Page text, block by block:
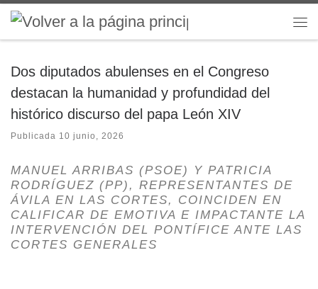
Saltar al contenido
Dos diputados abulenses en el Congreso
destacan la humanidad y profundidad del
histórico discurso del papa León XIV
Publicada 10 junio, 2026
MANUEL ARRIBAS (PSOE) Y PATRICIA
RODRÍGUEZ (PP), REPRESENTANTES DE
ÁVILA EN LAS CORTES, COINCIDEN EN
CALIFICAR DE EMOTIVA E IMPACTANTE LA
INTERVENCIÓN DEL PONTÍFICE ANTE LAS
CORTES GENERALES